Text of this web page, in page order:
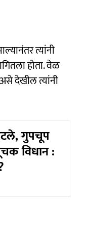
त्यांनी
होता. वेळ
देखील त्यांनी
गुपचूप
विधान :